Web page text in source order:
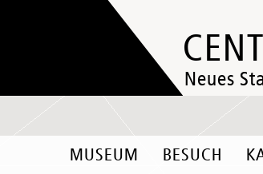
Neues
MUSEUM BESUCH